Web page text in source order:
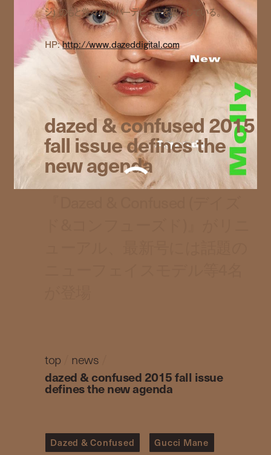
ジ) のもと堂々のカバーデビューを果たしている。
HP:http://www.dazeddigital.com
dazed & confused 2015
fall issue defines the
new agenda
top/ news
dazed & confused 2015 fall issue
defines the new agenda
Dazed & Confused Gucci Mane